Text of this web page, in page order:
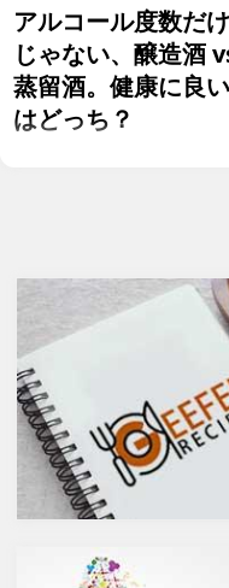
アルコール度数だけ
じゃない、醸造酒
蒸留酒。健康に良
はどっち？
やウォッカ等の蒸留酒は、
も高いため健康に悪そうな
メージで、ワインや日本酒
は何となくナチュラルな感
アルコール度数も低いので
悪くもなさそうなイメージ
が、実際のところどうなの
しょうか？今回は、大きく分
て2種類あるお酒の製造方法
（醸造酒と蒸留酒）の違いに
よって健康に対してどのよう
ていきます。
醸造酒と蒸留酒の違いとは？